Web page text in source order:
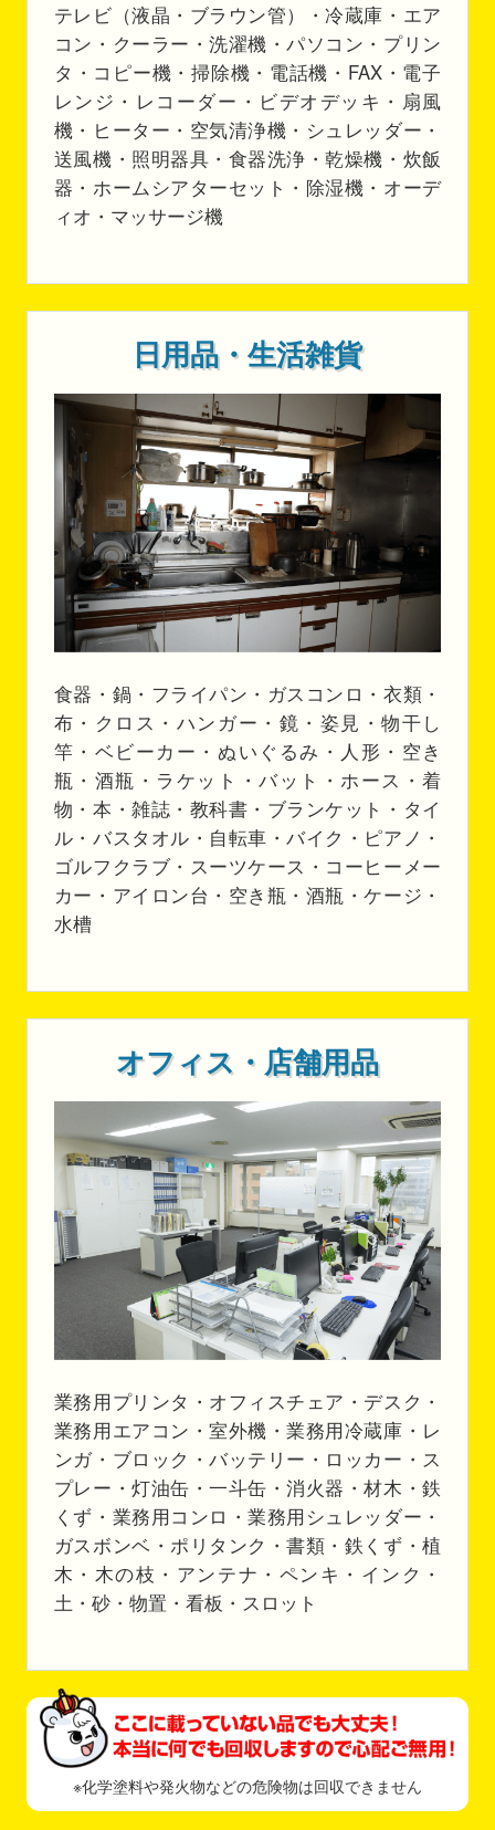
テレビ（液晶・ブラウン管）・冷蔵庫・エア
コン・クーラー・洗濯機・パソコン・プリン
タ・コピー機・掃除機・電話機・FAX・電子
レンジ・レコーダー・ビデオデッキ・扇風
機・ヒーター・空気清浄機・シュレッダー・
送風機・照明器具・食器洗浄・乾燥機・炊飯
器・ホームシアターセット・除湿機・オーデ
ィオ・マッサージ機
日用品・生活雑貨
食器・鍋・フライパン・ガスコンロ・衣類・
布・クロス・ハンガー・鏡・姿見・物干し
竿・ベビーカー・ぬいぐるみ・人形・空き
瓶・酒瓶・ラケット・バット・ホース・着
物・本・雑誌・教科書・ブランケット・タイ
ル・バスタオル・自転車・バイク・ピアノ・
ゴルフクラブ・スーツケース・コーヒーメー
カー・アイロン台・空き瓶・酒瓶・ケージ・
水槽
オフィス・店舗用品
業務用プリンタ・オフィスチェア・デスク・
業務用エアコン・室外機・業務用冷蔵庫・レ
ンガ・ブロック・バッテリー・ロッカー・ス
プレー・灯油缶・一斗缶・消火器・材木・鉄
くず・業務用コンロ・業務用シュレッダー・
ガスボンベ・ポリタンク・書類・鉄くず・植
木・木の枝・アンテナ・ペンキ・インク・
土・砂・物置・看板・スロット
※化学塗料や発火物などの危険物は回収できません